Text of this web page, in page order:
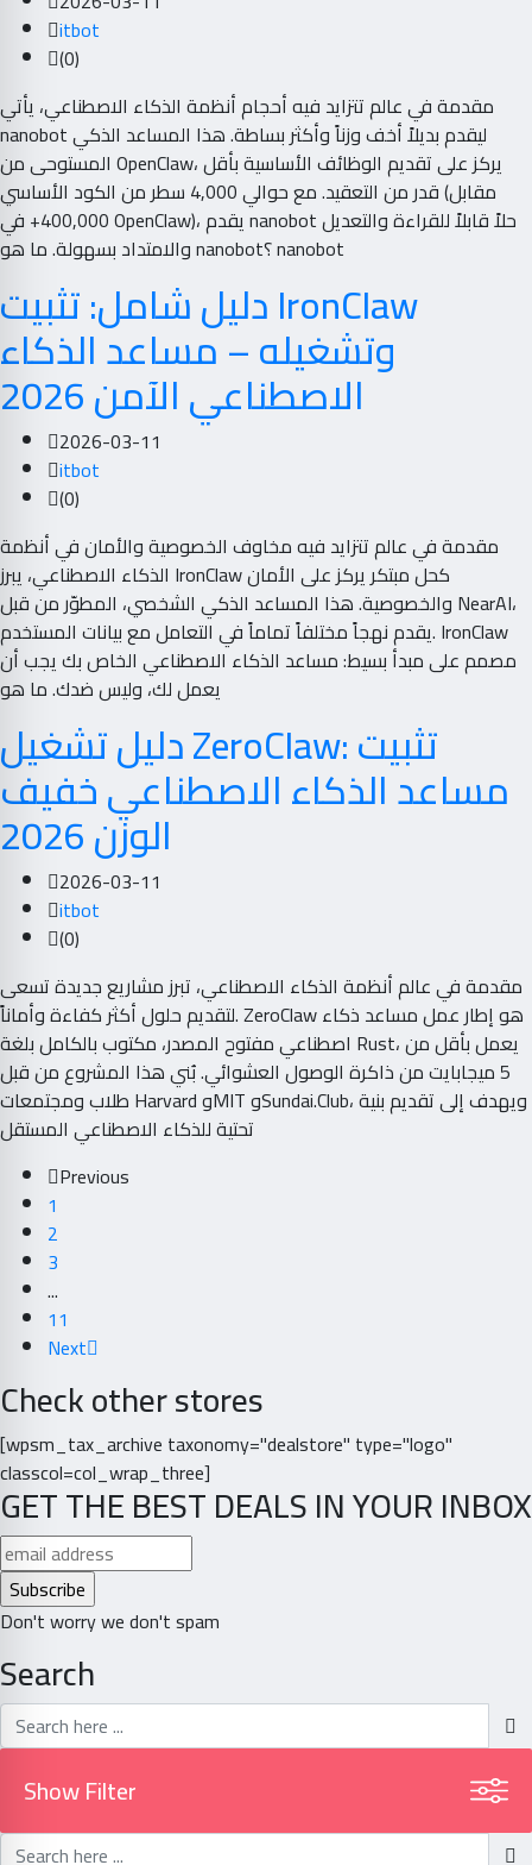
itbot
(0)
مقدمة في عالم تتزايد فيه أحجام أنظمة الذكاء الاصطناعي، يأتي
nanobot ليقدم بديلاً أخف وزناً وأكثر بساطة. هذا المساعد الذكي
المستوحى من OpenClaw، يركز على تقديم الوظائف الأساسية بأقل
قدر من التعقيد. مع حوالي 4,000 سطر من الكود الأساسي (مقابل
400,000+ في OpenClaw)، يقدم nanobot حلاً قابلاً للقراءة والتعديل
والامتداد بسهولة. ما هو nanobot؟ nanobot
دليل شامل: تثبيت IronClaw
وتشغيله – مساعد الذكاء
الاصطناعي الآمن 2026
2026-03-11
itbot
(0)
مقدمة في عالم تتزايد فيه مخاوف الخصوصية والأمان في أنظمة
الذكاء الاصطناعي، يبرز IronClaw كحل مبتكر يركز على الأمان
والخصوصية. هذا المساعد الذكي الشخصي، المطوّر من قبل NearAI،
يقدم نهجاً مختلفاً تماماً في التعامل مع بيانات المستخدم. IronClaw
مصمم على مبدأ بسيط: مساعد الذكاء الاصطناعي الخاص بك يجب أن
يعمل لك، وليس ضدك. ما هو
دليل تشغيل ZeroClaw: تثبيت
مساعد الذكاء الاصطناعي خفيف
الوزن 2026
2026-03-11
itbot
(0)
مقدمة في عالم أنظمة الذكاء الاصطناعي، تبرز مشاريع جديدة تسعى
لتقديم حلول أكثر كفاءة وأماناً. ZeroClaw هو إطار عمل مساعد ذكاء
اصطناعي مفتوح المصدر، مكتوب بالكامل بلغة Rust، يعمل بأقل من
5 ميجابايت من ذاكرة الوصول العشوائي. بُني هذا المشروع من قبل
طلاب ومجتمعات Harvard وMIT وSundai.Club، ويهدف إلى تقديم بنية
تحتية للذكاء الاصطناعي المستقل
Previous
1
2
3
...
11
Next
Check other stores
[wpsm_tax_archive taxonomy="dealstore" type="logo"
classcol=col_wrap_three]
GET THE BEST DEALS IN YOUR INBOX
Don't worry we don't spam
Search
Show Filter